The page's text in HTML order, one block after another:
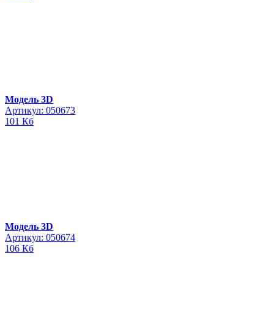
Модель 3D
Артикул: 050673
101 Кб
Модель 3D
Артикул: 050674
106 Кб